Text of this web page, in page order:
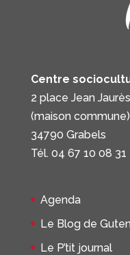
Centre
2 place Jean Jaurès
(maison commune)
34790 Grabels
Tél. 04 67 10 08 31
Agenda
Le Blog de
Le P’tit journal